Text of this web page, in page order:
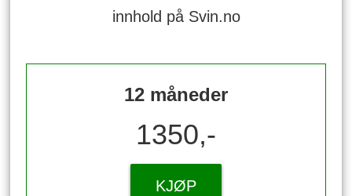
innhold på Svin.no
12 måneder
1350,-
KJØP